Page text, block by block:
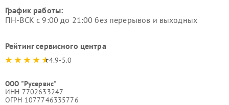
График работы:
ПН-ВСК с 9:00 до 21:00 без перерывов и выходных
Рейтинг сервисного центра
4.9-5.0
ООО "Русервис"
ИНН 7702633247
ОГРН 1077746335776